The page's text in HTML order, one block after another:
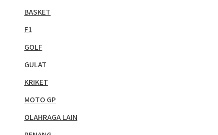
BASKET
F1
GOLF
GULAT
KRIKET
MOTO GP
OLAHRAGA LAIN